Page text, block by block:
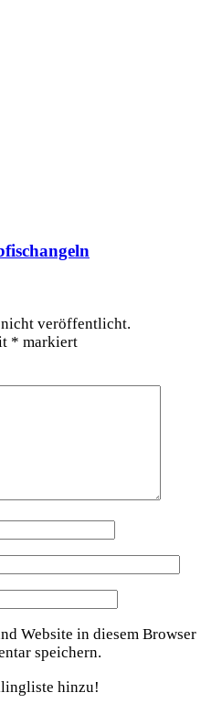
veröffentlicht.
* markiert
Website in diesem Browser
speichern.
hinzu!